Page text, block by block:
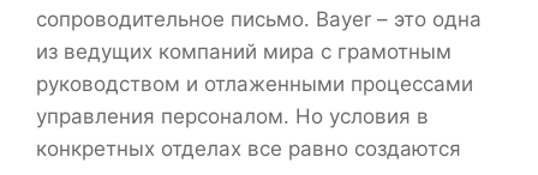
сопроводительное письмо. Bayer – это одна
из ведущих компаний мира с грамотным
руководством и отлаженными процессами
управления персоналом. Но условия в
конкретных отделах все равно создаются